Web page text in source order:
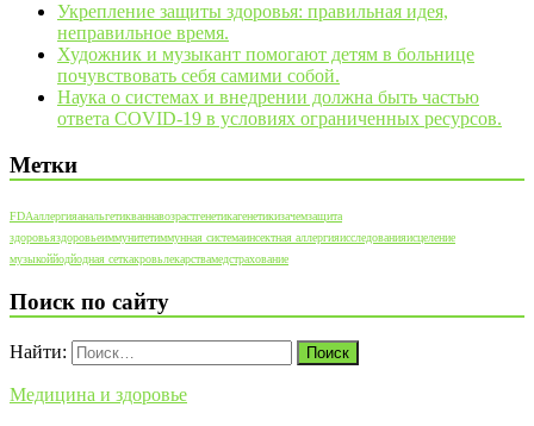
Укрепление защиты здоровья: правильная идея,
неправильное время.
Художник и музыкант помогают детям в больнице
почувствовать себя самими собой.
Наука о системах и внедрении должна быть частью
ответа COVID-19 в условиях ограниченных ресурсов.
Метки
FDAаллергияанальгетикваннавозрастгенетикагенетикизачемзащита
здоровьяздоровьеиммунитетиммунная системаинсектная аллергияисследованияисцеление
музыкоййодйодная сеткакровьлекарствамедстрахование
Поиск по сайту
Найти:
Медицина и здоровье